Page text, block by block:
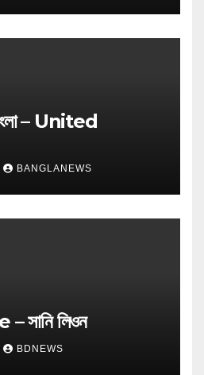
– United
BANGLANEWS
সানি লিওন
BDNEWS